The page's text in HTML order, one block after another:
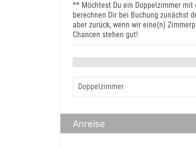
** Möchtest Du ein Doppelzimmer
berechnen Dir bei Buchung zunächst
aber zurück, wenn wir eine(n)
Chancen stehen gut!
Anreise